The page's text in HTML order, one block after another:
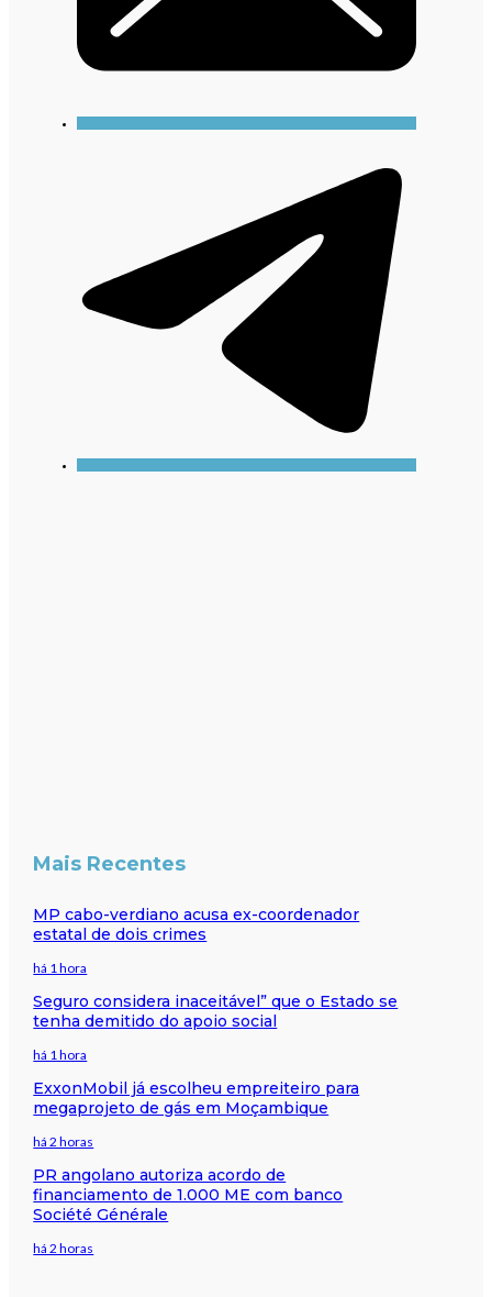
Mais Recentes
MP cabo-verdiano acusa ex-coordenador
estatal de dois crimes
há 1 hora
Seguro considera inaceitável” que o Estado se
tenha demitido do apoio social
há 1 hora
ExxonMobil já escolheu empreiteiro para
megaprojeto de gás em Moçambique
há 2 horas
PR angolano autoriza acordo de
financiamento de 1.000 ME com banco
Société Générale
há 2 horas